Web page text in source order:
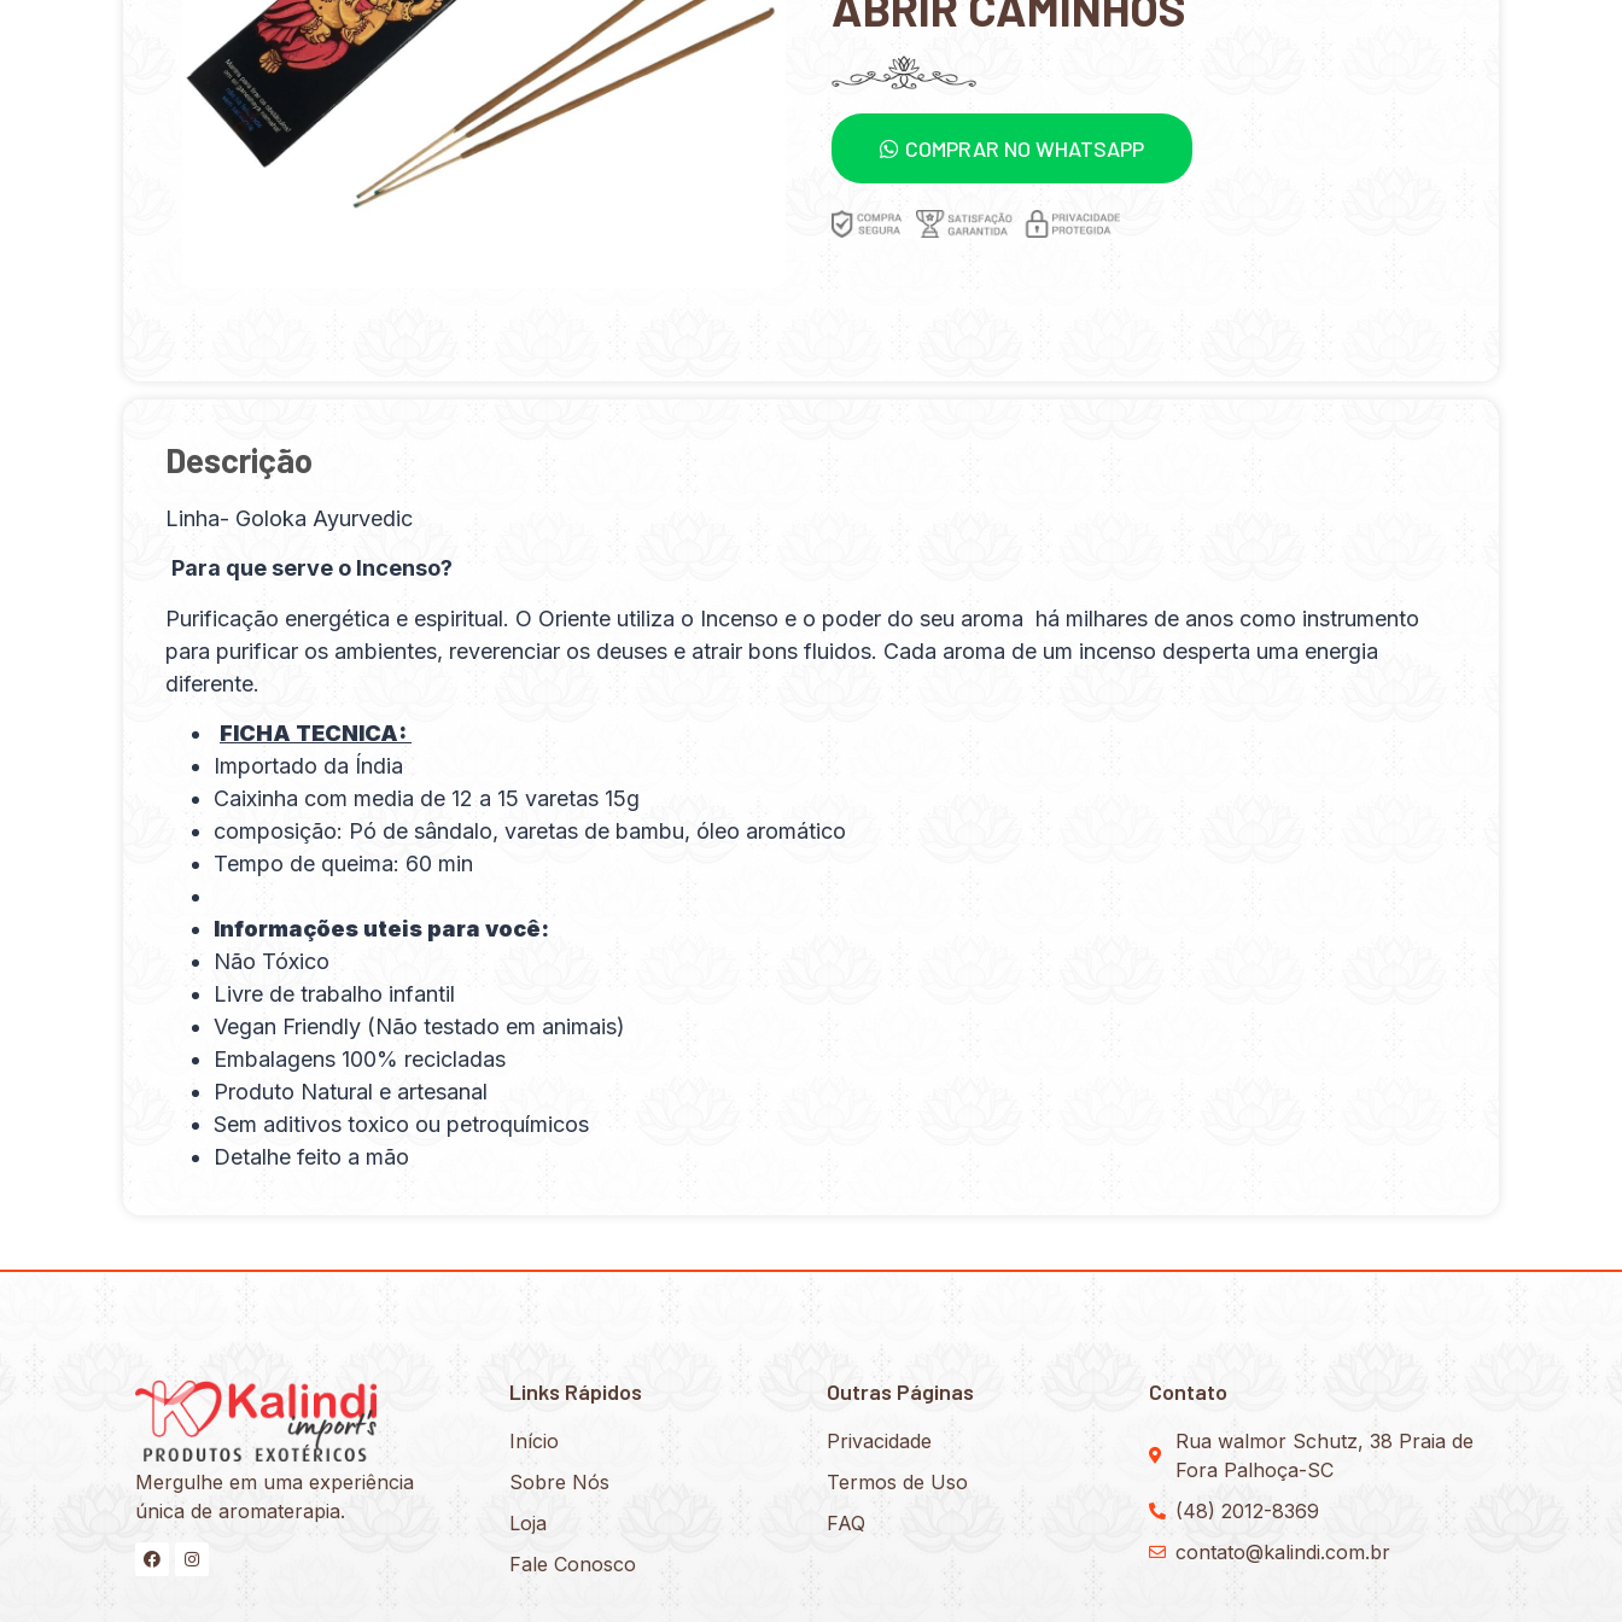
COMPRAR NO WHATSAPP
Descrição
Linha- Goloka Ayurvedic
Para que serve o Incenso?
Purificação energética e espiritual. O Oriente utiliza o Incenso e o poder do seu aroma há milhares de anos como instrumento
para purificar os ambientes, reverenciar os deuses e atrair bons fluidos. Cada aroma de um incenso desperta uma energia
diferente.
FICHA TECNICA:
Importado da Índia
Caixinha com media de 12 a 15 varetas 15g
composição: Pó de sândalo, varetas de bambu, óleo aromático
Tempo de queima: 60 min
Informações uteis para você:
Não Tóxico
Livre de trabalho infantil
Vegan Friendly (Não testado em animais)
Embalagens 100% recicladas
Produto Natural e artesanal
Sem aditivos toxico ou petroquímicos
Detalhe feito a mão
Mergulhe em uma experiência
única de aromaterapia.
Links Rápidos
Início
Sobre Nós
Loja
Fale Conosco
Outras Páginas
Privacidade
Termos de Uso
FAQ
Contato
Rua walmor Schutz, 38 Praia de
Fora Palhoça-SC
(48) 2012-8369
contato@kalindi.com.br